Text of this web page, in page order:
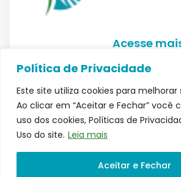
Política de Privacidade
Este site utiliza cookies para melhorar
Ao clicar em “Aceitar e Fechar” você
uso dos cookies, Políticas de
Uso do site. Leia mais
Aceitar e Fechar
Acesse
Ler Política de
(11) 4543-2255
Clínica Percepção e